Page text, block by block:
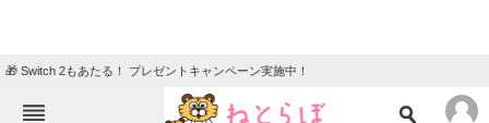
🎁 Switch 2もあたる！ プレゼントキャンペーン実施中！